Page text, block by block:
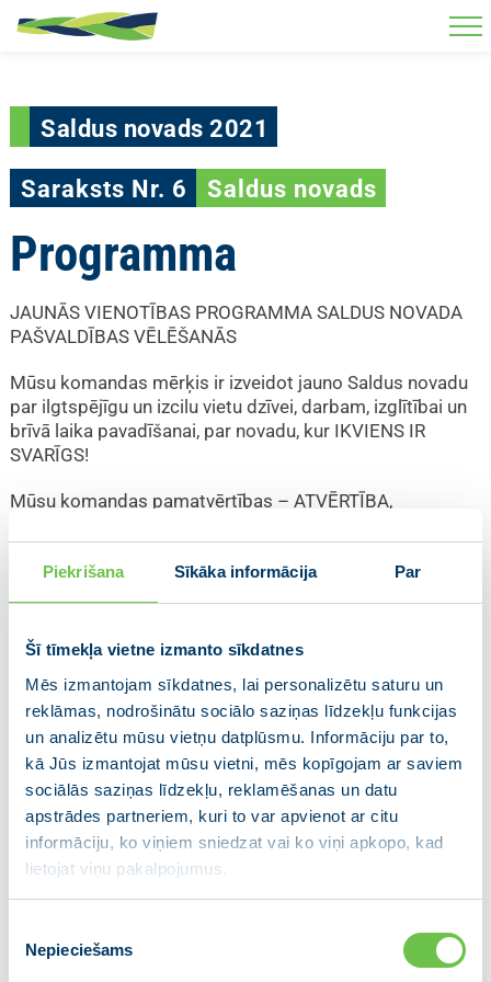
Piekrišana Sīkāka informācija Par
Šī tīmekļa vietne izmanto sīkdatnes
Mēs izmantojam sīkdatnes, lai personalizētu saturu un
reklāmas, nodrošinātu sociālo saziņas līdzekļu funkcijas
un analizētu mūsu vietņu datplūsmu. Informāciju par to,
kā Jūs izmantojat mūsu vietni, mēs kopīgojam ar saviem
sociālās saziņas līdzekļu, reklamēšanas un datu
apstrādes partneriem, kuri to var apvienot ar citu
informāciju, ko viņiem sniedzat vai ko viņi apkopo, kad
lietojat viņu pakalpojumus.
izvēle
Nepieciešams
Skip to main content
Saldus novads 2021
Saraksts Nr. 6 Saldus novads
Programma
JAUNĀS VIENOTĪBAS PROGRAMMA SALDUS NOVADA
PAŠVALDĪBAS VĒLĒŠANĀS
Mūsu komandas mērķis ir izveidot jauno Saldus novadu
par ilgtspējīgu un izcilu vietu dzīvei, darbam, izglītībai un
brīvā laika pavadīšanai, par novadu, kur IKVIENS IR
SVARĪGS!
Mūsu komandas pamatvērtības – ATVĒRTĪBA,
Pašvaldībās jau daudz kas ir sasniegts, tomēr mēs
turpināt realizēt nozīmīgas ieceres novada izaugsmei
tā 5 administratīvajām teritorijām.
NOVADU APVIENOŠANA:
– veidosim jauno novadu, ievērojot pušu vienlīdzību un
nodrošinot godīgus un caurspīdīgus reorganizācijas
principus
– nodrošināsim iesākto un ieplānoto projektu realizāciju
– izveidosim katrā pagastā vietējo pārvaldi ar vadītāju
Lasīt vairāk